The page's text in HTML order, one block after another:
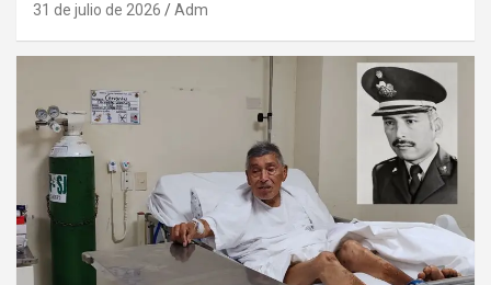
31 de julio de 2026 Adm